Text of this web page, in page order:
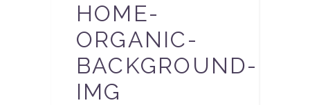
HOME-
ORGANIC-
BACKGROUND-
IMG